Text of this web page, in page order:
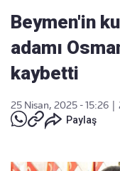
Beymen'in
adamı
kaybetti
25 Nisan, 2025 - 15:26
Paylaş